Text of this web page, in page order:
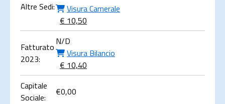
Altre Sedi:
Visura Camerale
€ 10,50
Fatturato
2023:
N/D
Visura Bilancio
€ 10,40
Capitale
Sociale:
€0,00